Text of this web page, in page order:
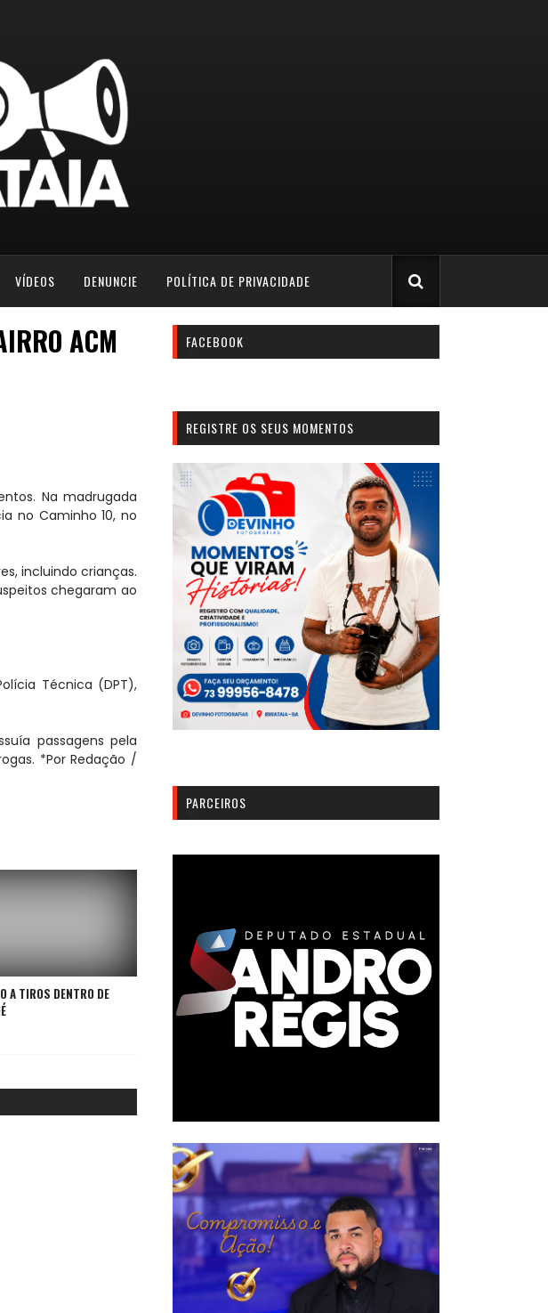
VÍDEOS DENUNCIE POLÍTICA DE PRIVACIDADE
ACM
Na madrugada
no Caminho 10, no
incluindo crianças.
chegaram ao
Técnica (DPT),
passagens pela
*Por Redação /
A TIROS DENTRO DE
FACEBOOK
REGISTRE OS SEUS MOMENTOS
PARCEIROS